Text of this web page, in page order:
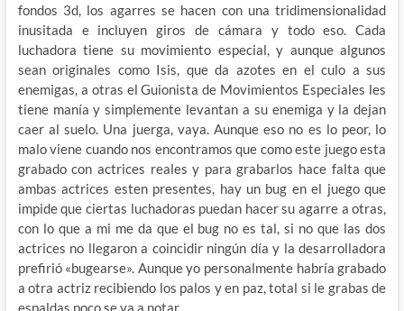
fondos 3d, los agarres se hacen con una tridimensionalidad
inusitada e incluyen giros de cámara y todo eso. Cada
luchadora tiene su movimiento especial, y aunque algunos
sean originales como Isis, que da azotes en el culo a sus
enemigas, a otras el Guionista de Movimientos Especiales les
tiene manía y simplemente levantan a su enemiga y la dejan
caer al suelo. Una juerga, vaya. Aunque eso no es lo peor, lo
malo viene cuando nos encontramos que como este juego esta
grabado con actrices reales y para grabarlos hace falta que
ambas actrices esten presentes, hay un bug en el juego que
impide que ciertas luchadoras puedan hacer su agarre a otras,
con lo que a mi me da que el bug no es tal, si no que las dos
actrices no llegaron a coincidir ningún día y la desarrolladora
prefirió «bugearse». Aunque yo personalmente habría grabado
a otra actriz recibiendo los palos y en paz, total si le grabas de
espaldas poco se va a notar…